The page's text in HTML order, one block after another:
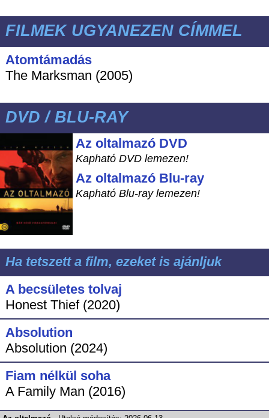
FILMEK UGYANEZEN CÍMMEL
Atomtámadás
The Marksman (2005)
DVD / BLU-RAY
Az oltalmazó DVD
Kapható DVD lemezen!
Az oltalmazó Blu-ray
Kapható Blu-ray lemezen!
Ha tetszett a film, ezeket is ajánljuk
A becsületes tolvaj
Honest Thief (2020)
Absolution
Absolution (2024)
Fiam nélkül soha
A Family Man (2016)